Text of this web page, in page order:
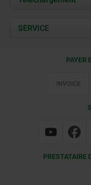
Contact
Documents
SERVICE
PAYER
PRESTATAIRE